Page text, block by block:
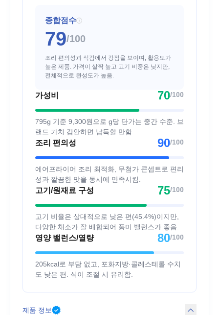
종합점수 i
79/100
조리 편의성과 식감에서 강점을 보이며, 활용도가
높은 제품. 가격이 살짝 높고 고기 비중은 낮지만,
전체적으로 완성도가 높음.
가성비 70/100
795g 기준 9,300원으로 g당 단가는 중간 수준. 브
랜드 가치 감안하면 납득할 만함.
조리 편의성 90/100
에어프라이어 조리 최적화, 무첨가 콘셉트로 편리
성과 깔끔한 맛을 동시에 만족시킴.
고기/원재료 구성 75/100
고기 비율은 상대적으로 낮은 편(45.4%)이지만,
다양한 채소가 잘 배합되어 풍미 밸런스가 좋음.
영양 밸런스/열량 80/100
205kcal로 부담 없고, 포화지방·콜레스테롤 수치
도 낮은 편. 식이 조절 시 유리함.
제품 정보